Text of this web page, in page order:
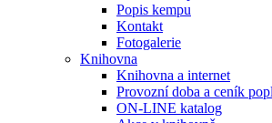
Popis kempu
Kontakt
Fotogalerie
Knihovna
Knihovna a internet
Provozní doba a ceník
ON-LINE katalog